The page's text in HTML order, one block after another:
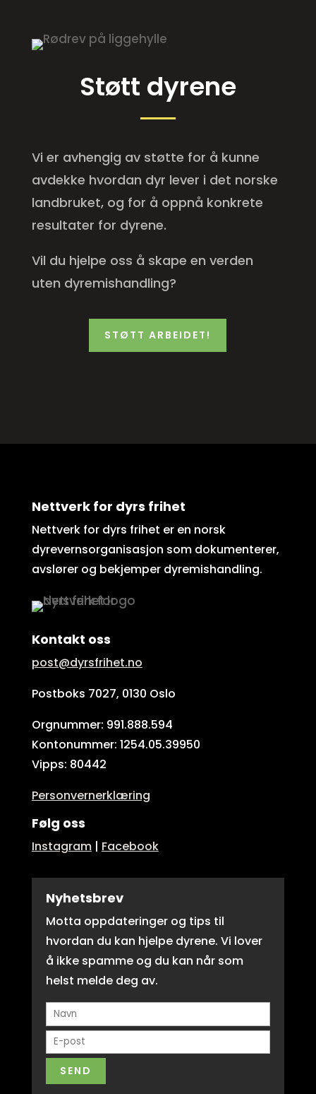
Støtt dyrene
Vi er avhengig av støtte for å kunne
avdekke hvordan dyr lever i det norske
landbruket, og for å oppnå konkrete
resultater for dyrene.
Vil du hjelpe oss å skape en verden
uten dyre­mishandling?
STØTT ARBEIDET!
Nettverk for dyrs frihet
Nettverk for dyrs frihet er en norsk
dyrevernsorganisasjon som dokumenterer,
avslører og bekjemper dyremishandling.
Kontakt oss
post@dyrsfrihet.no
Postboks 7027, 0130 Oslo
Orgnummer: 991.888.594
Kontonummer: 1254.05.39950
Vipps: 80442
Personvernerklæring
Følg oss
Instagram| Facebook
Nyhetsbrev
Motta oppdateringer og tips til
hvordan du kan hjelpe dyrene. Vi lover
å ikke spamme og du kan når som
helst melde deg av.